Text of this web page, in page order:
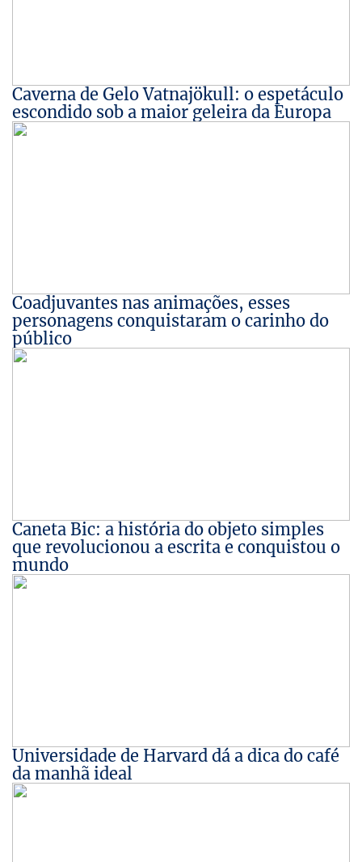
Caverna de Gelo Vatnajökull: o espetáculo
escondido sob a maior geleira da Europa
Coadjuvantes nas animações, esses
personagens conquistaram o carinho do
público
Caneta Bic: a história do objeto simples
que revolucionou a escrita e conquistou o
mundo
Universidade de Harvard dá a dica do café
da manhã ideal